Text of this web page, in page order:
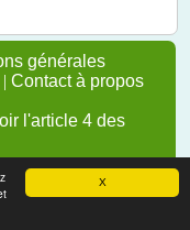
X
générales
| Contact à propos
l'article 4 des